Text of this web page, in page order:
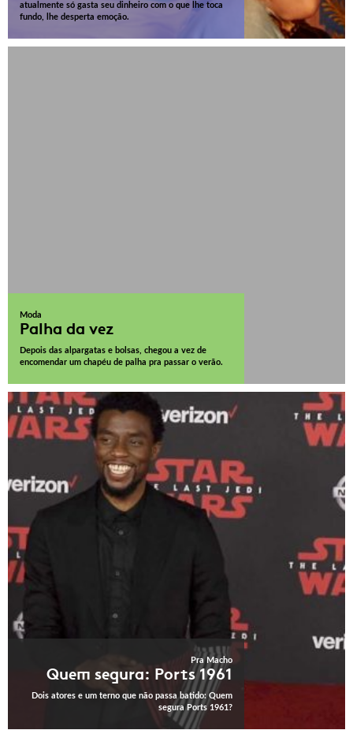
atualmente só gasta seu dinheiro com o que lhe toca
fundo, lhe desperta emoção.
Moda
Palha da vez
Depois das alpargatas e bolsas, chegou a vez de
encomendar um chapéu de palha pra passar o verão.
Pra Macho
Quem segura: Ports 1961
Dois atores e um terno que não passa batido: Quem
segura Ports 1961?